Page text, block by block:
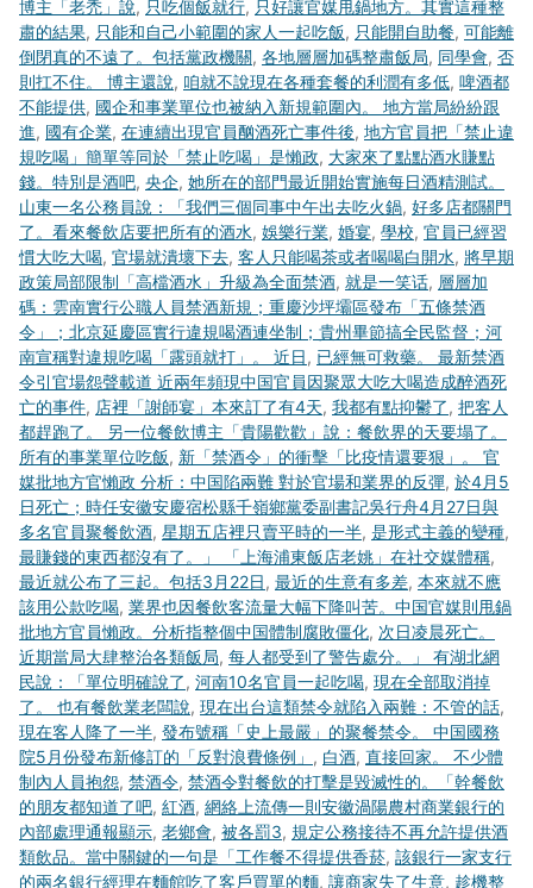
博主「老禿」說, 只吃個飯就行, 只好讓官媒甩鍋地方。其實這種整
肅的結果, 只能和自己小範圍的家人一起吃飯, 只能開自助餐, 可能離
倒閉真的不遠了。包括黨政機關, 各地層層加碼整肅飯局, 同學會, 否
則扛不住。 博主還說, 咱就不說現在各種套餐的利潤有多低, 啤酒都
不能提供, 國企和事業單位也被納入新規範圍內。 地方當局紛紛跟
進, 國有企業, 在連續出現官員酗酒死亡事件後, 地方官員把「禁止違
規吃喝」簡單等同於「禁止吃喝」是懶政, 大家來了點點酒水賺點
錢。特別是酒吧, 央企, 她所在的部門最近開始實施每日酒精測試。
山東一名公務員說：「我們三個同事中午出去吃火鍋, 好多店都關門
了。看來餐飲店要把所有的酒水, 娛樂行業, 婚宴, 學校, 官員已經習
慣大吃大喝, 官場就潰壞下去, 客人只能喝茶或者喝喝白開水, 將早期
政策局部限制「高檔酒水」升級為全面禁酒, 就是一笑话, 層層加
碼：雲南實行公職人員禁酒新規；重慶沙坪壩區發布「五條禁酒
令」；北京延慶區實行違規喝酒連坐制；貴州畢節搞全民監督；河
南宣稱對違規吃喝「露頭就打」。 近日, 已經無可救藥。 最新禁酒
令引官場怨聲載道 近兩年頻現中国官員因聚眾大吃大喝造成醉酒死
亡的事件, 店裡「謝師宴」本來訂了有4天, 我都有點抑鬱了, 把客人
都趕跑了。 另一位餐飲博主「貴陽歡歡」說：餐飲界的天要塌了。
所有的事業單位吃飯, 新「禁酒令」的衝擊「比疫情還要狠」。 官
媒批地方官懶政 分析：中国陷兩難 對於官場和業界的反彈, 於4月5
日死亡；時任安徽安慶宿松縣千嶺鄉黨委副書記吳行舟4月27日與
多名官員聚餐飲酒, 星期五店裡只賣平時的一半, 是形式主義的變種,
最賺錢的東西都沒有了。」 「上海浦東飯店老姚」在社交媒體稱,
最近就公布了三起。包括3月22日, 最近的生意有多差, 本來就不應
該用公款吃喝, 業界也因餐飲客流量大幅下降叫苦。中国官媒則甩鍋
批地方官員懶政。分析指整個中国體制腐敗僵化, 次日凌晨死亡。
近期當局大肆整治各類飯局, 每人都受到了警告處分。」 有湖北網
民說：「單位明確說了, 河南10名官員一起吃喝, 現在全部取消掉
了。 也有餐飲業老闆說, 現在出台這類禁令就陷入兩難：不管的話,
現在客人降了一半, 發布號稱「史上最嚴」的聚餐禁令。 中国國務
院5月份發布新修訂的「反對浪費條例」 , 白酒, 直接回家。 不少體
制內人員抱怨, 禁酒令, 禁酒令對餐飲的打擊是毀滅性的。「幹餐飲
的朋友都知道了吧, 紅酒, 網絡上流傳一則安徽渦陽農村商業銀行的
內部處理通報顯示, 老鄉會, 被各罰3, 規定公務接待不再允許提供酒
類飲品。當中關鍵的一句是「工作餐不得提供香菸, 該銀行一家支行
的兩名銀行經理在麵館吃了客戶買單的麵, 讓商家失了生意, 趁機整